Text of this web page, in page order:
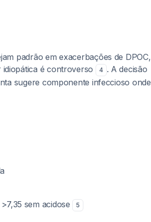
padrão em exacerbações de DPOC,
é controverso
4 . A decisão
sugere componente infeccioso onde
sem acidose 5